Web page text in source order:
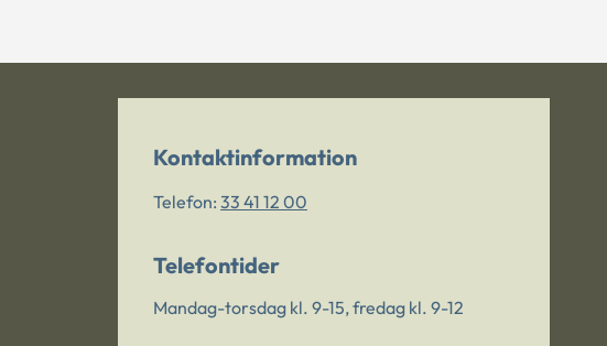
Kontaktinformation
Telefon: 33 41 12 00
Telefontider
Mandag-torsdag kl. 9-15, fredag kl. 9-12